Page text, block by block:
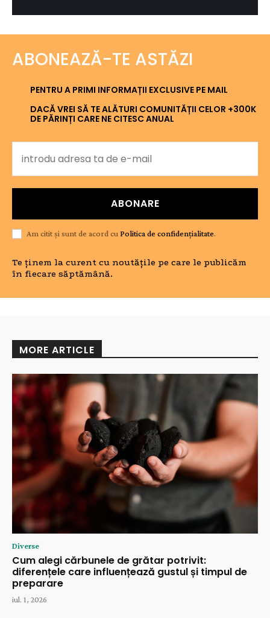
ABONEAZĂ-TE ASTĂZI
PENTRU A PRIMI INFORMAȚII EXCLUSIVE PE MAIL
DACĂ VREI SĂ TE ALĂTURI COMUNITĂȚII CELOR +300K
DE PĂRINȚI CARE NE CITESC ANUAL
ABONARE
Am citit și sunt de acord cuPolitica de confidențialitate.
Te ținem la curent cu noutățile pe care le publicăm
în fiecare săptămână.
MORE ARTICLE
Diverse
Cum alegi cărbunele de grătar potrivit:
diferențele care influențează gustul și timpul de
preparare
iul. 1, 2026